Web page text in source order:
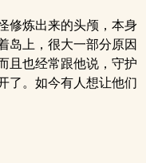
修炼出来的头颅，本身
岛上，很大一部分原因
且也经常跟他说，守护
了。如今有人想让他们